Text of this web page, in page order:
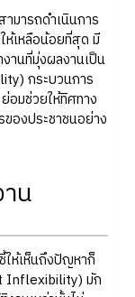
มารถดำเนินการ
ห้เหลือน้อยที่สุด มี
านที่มุ่งผลงานเป็น
กระบวนการ
อมช่วยให้ทิศทาง
องประชาชนอย่าง
น
ห้เห็นถึงปัญหาก็
Inflexibility) มัก